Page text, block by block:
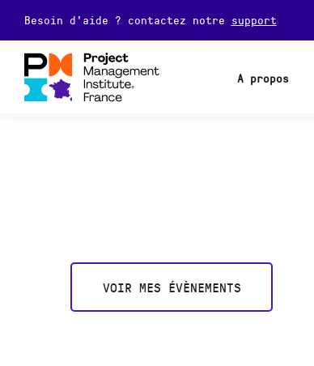
Besoin d'aide ? contactez notre support
A propos
VOIR MES ÉVÈNEMENTS